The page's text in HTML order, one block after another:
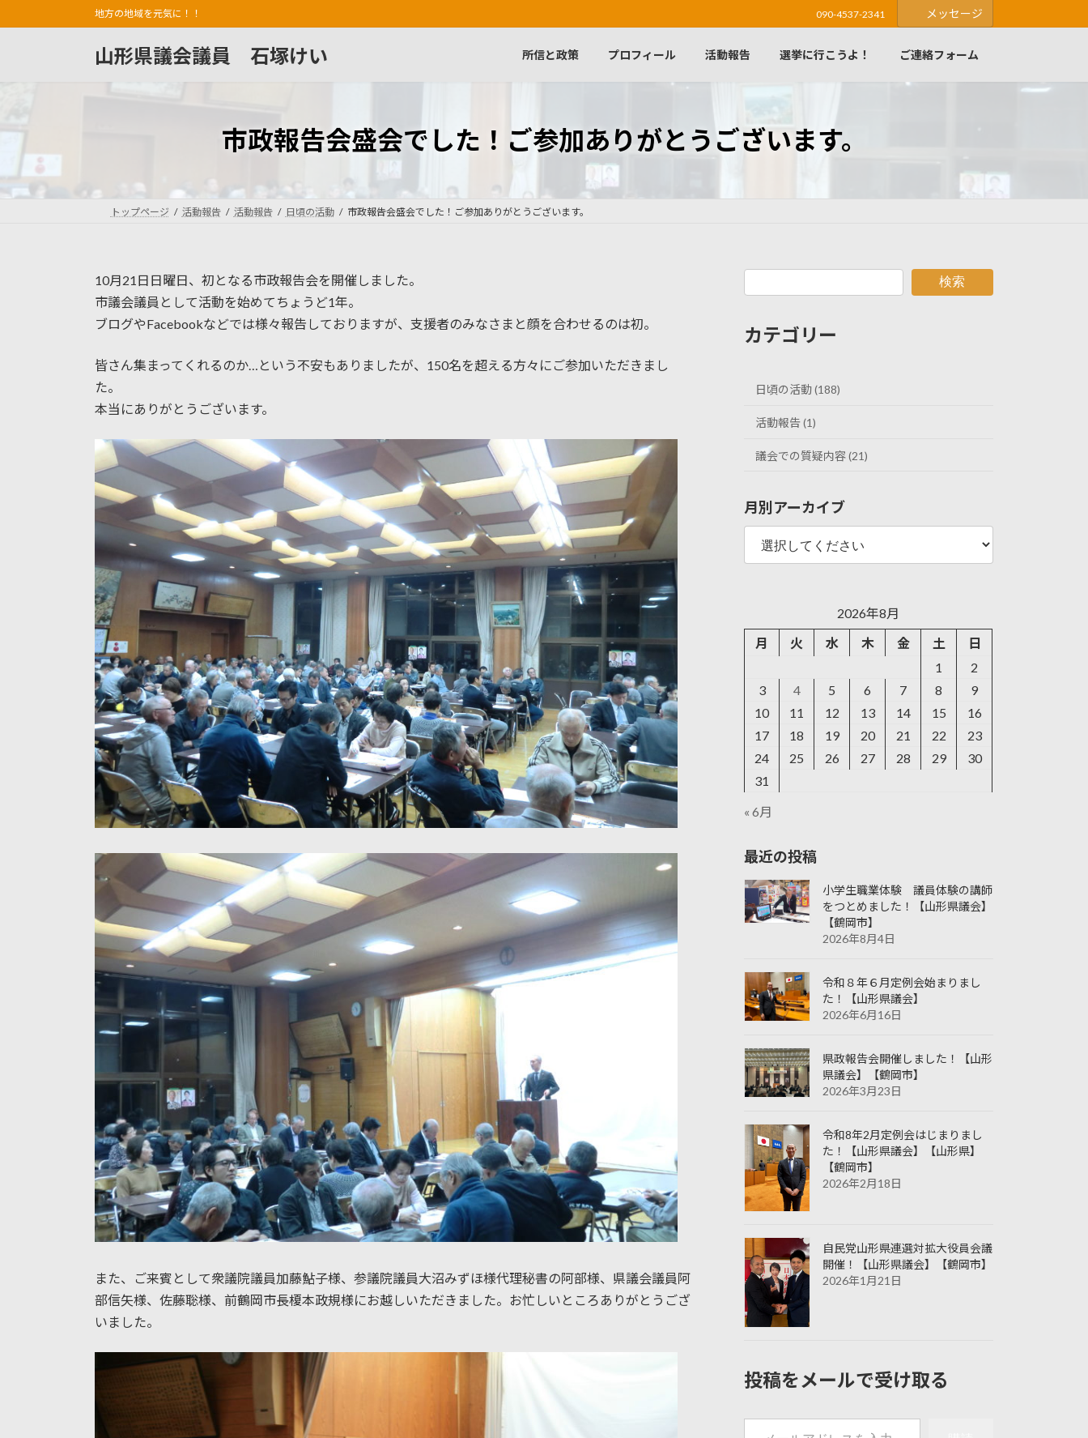
ン
ビ
地方の地域を元気に！！ 090-4537-2341 メッセージ
山形県議会議員 石塚けい 所信と政策 プロフィール 活動報告 選挙に行こうよ！ ご連絡フォーム
市政報告会盛会でした！ご参加ありがとうございます。
トップページ 活動報告 活動報告 日頃の活動 市政報告会盛会でした！ご参加ありがとうございます。
10月21日日曜日、初となる市政報告会を開催しました。
市議会議員として活動を始めてちょうど1年。
ブログやFacebookなどでは様々報告しておりますが、支援者のみなさまと顔を合わせるのは初。
皆さん集まってくれるのか…という不安もありましたが、150名を超える方々にご参加いただきまし
た。
本当にありがとうございます。
また、ご来賓として衆議院議員加藤鮎子様、参議院議員大沼みずほ様代理秘書の阿部様、県議会議員阿
部信矢様、佐藤聡様、前鶴岡市長榎本政規様にお越しいただきました。お忙しいところありがとうござ
いました。
検索
カテゴリー
日頃の活動 (188)
活動報告 (1)
議会での質疑内容 (21)
月別アーカイブ
2026年8月
月
火 水 木 金 土
日
1
2
3
4 5 6 7 8
9
10
11 12 13 14 15
16
17
18 19 20 21 22
23
24
25 26 27 28 29
30
31
« 6月
最近の投稿
小学生職業体験 議員体験の講師
をつとめました！【山形県議会】
【鶴岡市】
2026年8月4日
令和８年６月定例会始まりまし
た！【山形県議会】
2026年6月16日
県政報告会開催しました！【山形
県議会】【鶴岡市】
2026年3月23日
令和8年2月定例会はじまりまし
た！【山形県議会】【山形県】
【鶴岡市】
2026年2月18日
自民党山形県連選対拡大役員会議
開催！【山形県議会】【鶴岡市】
2026年1月21日
投稿をメールで受け取る
メールアドレスを入力...